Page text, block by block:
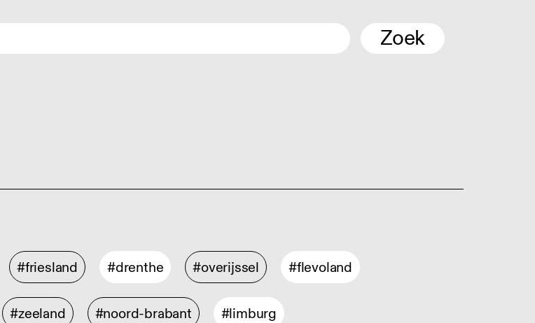
Zoek
#friesland #drenthe #overijssel #flevoland
#zeeland #noord-brabant #limburg